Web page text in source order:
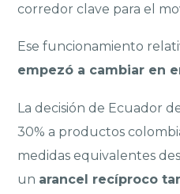
corredor clave para el
Ese funcionamiento
empezó a cambiar en
La decisión de Ecuador
30% a productos
medidas equivalentes
un arancel recíproco